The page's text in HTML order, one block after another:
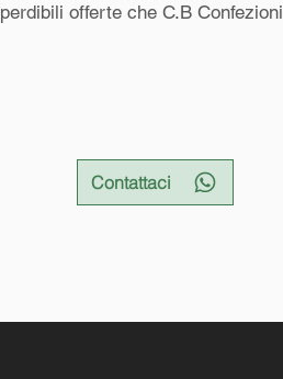
offerte che C.B Confezioni
Contattaci